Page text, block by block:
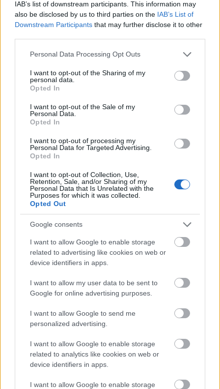
IAB’s list of downstream participants. This information may
also be disclosed by us to third parties on the IAB’s List of
Downstream Participants that may further disclose it to other
Please note that this website/app uses one or more Google
not limited to your visit or usage behaviour. You may click to
grant or deny consent to Google and its third-party tags to
use your data for below specified purposes in below Google
consent section.
Personal Data Processing Opt Outs
I want to opt-out of the Sharing of my
personal data.
Opted In
I want to opt-out of the Sale of my
Personal Data.
Opted In
I want to opt-out of processing my
Personal Data for Targeted Advertising.
Opted In
I want to opt-out of Collection, Use,
Retention, Sale, and/or Sharing of my
Personal Data that Is Unrelated with the
Purposes for which it was collected.
Opted Out
Google consents
I want to allow Google to enable storage
related to advertising like cookies on web or
device identifiers in apps.
I want to allow my user data to be sent to
Google for online advertising purposes.
I want to allow Google to send me
personalized advertising.
I want to allow Google to enable storage
related to analytics like cookies on web or
device identifiers in apps.
I want to allow Google to enable storage
Az előadás térkoncepciójáról is szó esett a délelőtt
folyamán. Ahhoz, hogy haladni lehessen a szöveg
értelmezésével, mindenképpen fontos, hogy térben
hogy mit lát és mit nem a közönség. Az már
kikristályosodott, hogy mindenképpen lesz egy
emeletes része a díszletnek, mert a cselekmény egy
része a Régens palotájának erkélyén játszódik.
A térről való gondolkodás rögtön felvetette a
szereplők viszonyának kérdését is. Mindenkinek
közös múltjában sötét foltok éktelenkednek, a
Régens és Héte, a mindenes kettőse, akik mintha az
palotában, és a két próféta, akik úgy hasonlítanak,
mint két tojás és egymás minden gondolatát és
mozdulatát ismerik, úgy mintha a sajátjuk volna.
Hogy Szabó Vera és Huzella Júlia próféta párosa
működőképes legyen, Vékes Csaba indítványozta,
hogy a próbákon kívül is találkozzanak, töltsenek
együtt minél több időt, mert így észrevétlenül is
eltanulják egymástól gesztusaikat.
már készen is kell lennie az előadásnak. Nincs sok
idő a munkára, ezért nagy szükség van a fegyelemre:
késik a próbákról, az „hozzájárul” a bemutató utáni
buli költségvetéséhez. A hangsúly a rövid idő
ellenére is a jó hangulatú közös alkotómunkán van.
Aki erről élőben is meg akarna bizonyosodni, az
keddenkénti nyílt próbákon bátran megteheti.